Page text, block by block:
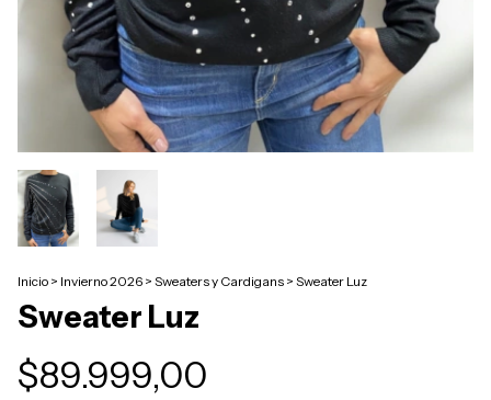
Inicio > Invierno 2026 > Sweaters y Cardigans > Sweater Luz
Sweater Luz
$89.999,00